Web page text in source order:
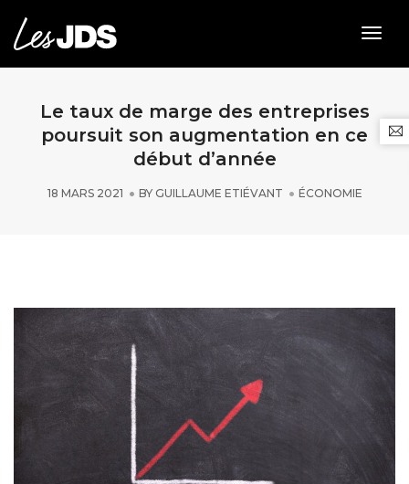
Le taux de marge des entreprises
poursuit son augmentation en ce
début d’année
18 MARS 2021 BY GUILLAUME ETIÉVANT ÉCONOMIE